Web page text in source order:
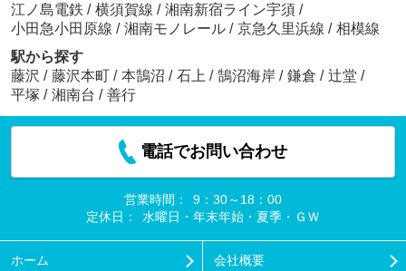
江ノ島電鉄 / 横須賀線 / 湘南新宿ライン宇須 /
小田急小田原線 / 湘南モノレール / 京急久里浜線 / 相模線
駅から探す
藤沢 / 藤沢本町 / 本鵠沼 / 石上 / 鵠沼海岸 / 鎌倉 / 辻堂 /
平塚 / 湘南台 / 善行
電話でお問い合わせ
営業時間：
9：30～18：00
定休日：
水曜日・年末年始・夏季・ＧＷ
ホーム 会社概要